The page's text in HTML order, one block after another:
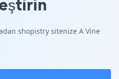
shopistry sitenize A Vine